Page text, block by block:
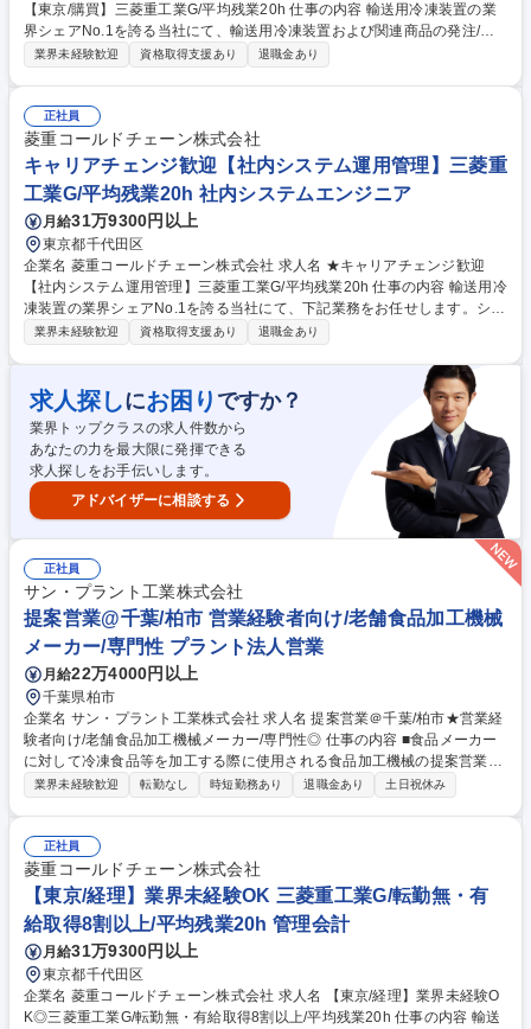
【東京/購買】三菱重工業G/平均残業20h 仕事の内容 輸送用冷凍装置の業
界シェアNo.1を誇る当社にて、輸送用冷凍装置および関連商品の発注/仕
入/出荷/在庫に関する管理をお任せします。育成前提の採用ですので、OJ
ーマルシステムズが8割)■日常的な発注業務や親会社/社内サービスセンタ
ーとのやりとりは他のメンバーが担当。本ポジションは日常の発注業務等
メンバーサポート/営業ヒアリングを経た生産計画作成/メーカーへの生産
指示等を行います。■年2回、2月/9月に棚卸しがあり伊勢原/福岡/摂津/豊
橋などへの出張あり(日帰り～長くて2泊3日)。 募集職種 ★キャリアチェ
ンジ歓迎【東京/購買】三菱重工業G/平均残業20h
業界未経験歓迎 資格取得支援あり 退職金あり
正社員
菱重コールドチェーン株式会社
キャリアチェンジ歓迎【社内システム運用管理】三菱重
工業G/平均残業20h 社内システムエンジニア
月給31万9300円以上
東京都千代田区
企業名 菱重コールドチェーン株式会社 求人名 ★キャリアチェンジ歓迎
【社内システム運用管理】三菱重工業G/平均残業20h 仕事の内容 輸送用冷
凍装置の業界シェアNo.1を誇る当社にて、下記業務をお任せします。シス
テムの開発・導入は協力会社に依頼しているため、社内対応やベンダーコ
用管理 ■通信ネットワーク構築/運用管理 ■ハードウェア(各サーバーや個人
PC/iPhone/iPad)の導入/運用管理 ■ソフトウェア管理 ■社内からの各種問
い合わせ対応【使用システム】■パッケージ製品:勤怠管理/Alive/文書管理/
ガルーン、オーダーメイド:社内基幹システム ※その他は面接ご案内時に
お伝えいたします。【入社後】2～3年をかけてOJTにて知識をつけていた
だく想定です。 募集職種 ★キャリアチェンジ歓迎【社内システム運用管
理】三菱重工業G/平均残業20h
業界未経験歓迎 資格取得支援あり 退職金あり
求人探しにお困り ですか？
業界トップクラスの求人件数から
あなたの力を最大限に発揮できる
求人探しをお手伝いします。
アドバイザーに相談する
正社員
サン・プラント工業株式会社
提案営業@千葉/柏市 営業経験者向け/老舗食品加工機械
メーカー/専門性 プラント法人営業
月給22万4000円以上
千葉県柏市
企業名 サン・プラント工業株式会社 求人名 提案営業＠千葉/柏市★営業経
験者向け/老舗食品加工機械メーカー/専門性◎ 仕事の内容 ■食品メーカー
に対して冷凍食品等を加工する際に使用される食品加工機械の提案営業を
お任せします。冷凍食品や、総菜、お弁当のお惣菜、総菜パン、外食産業
【製品】冷凍食品や総菜食品を加工する際に使用される機械です。全て一
品一様で、企画からメンテナンスまで一貫して提供。品質、コスト、環境
対策等、顧客の様々な要望に応える為に、独自のノウハウで解決していま
す。オーダーメイド製品の為、製品ごとに異なる設計で製品力とサービス
内容から顧客信頼を獲得しています◎ 募集職種 提案営業＠千葉/柏市★営
業経験者向け/老舗食品加工機械メーカー/専門性◎
業界未経験歓迎 転勤なし 時短勤務あり 退職金あり 土日祝休み
正社員
菱重コールドチェーン株式会社
【東京/経理】業界未経験OK 三菱重工業G/転勤無・有
給取得8割以上/平均残業20h 管理会計
月給31万9300円以上
東京都千代田区
企業名 菱重コールドチェーン株式会社 求人名 【東京/経理】業界未経験O
K◎三菱重工業G/転勤無・有給取得8割以上/平均残業20h 仕事の内容 輸送